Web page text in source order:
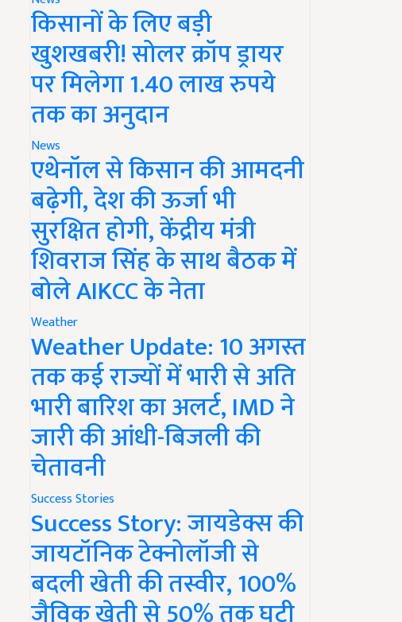
किसानों के लिए बड़ी
खुशखबरी! सोलर क्रॉप ड्रायर
पर मिलेगा 1.40 लाख रुपये
तक का अनुदान
News
एथेनॉल से किसान की आमदनी
बढ़ेगी, देश की ऊर्जा भी
सुरक्षित होगी, केंद्रीय मंत्री
शिवराज सिंह के साथ बैठक में
बोले AIKCC के नेता
Weather
Weather Update: 10 अगस्त
तक कई राज्यों में भारी से अति
भारी बारिश का अलर्ट, IMD ने
जारी की आंधी-बिजली की
चेतावनी
Success Stories
Success Story: जायडेक्स की
जायटॉनिक टेक्नोलॉजी से
बदली खेती की तस्वीर, 100%